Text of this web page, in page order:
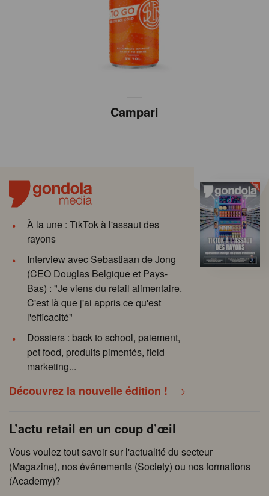
Campari
À la une : TikTok à l'assaut des
rayons
Interview avec Sebastiaan de Jong
(CEO Douglas Belgique et Pays-
Bas) : "Je viens du retail alimentaire.
C'est là que j'ai appris ce qu'est
l'efficacité"
Dossiers : back to school, paiement,
pet food, produits pimentés, field
marketing...
Découvrez la nouvelle édition !
L’actu retail en un coup d’œil
Vous voulez tout savoir sur l'actualité du secteur
(Magazine), nos événements (Society) ou nos formations
(Academy)?